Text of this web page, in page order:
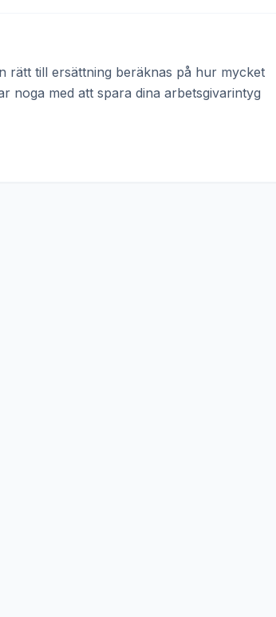
rätt till ersättning beräknas på hur mycket
noga med att spara dina arbetsgivarintyg